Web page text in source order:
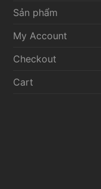
Sản phẩm
My Account
Checkout
Cart